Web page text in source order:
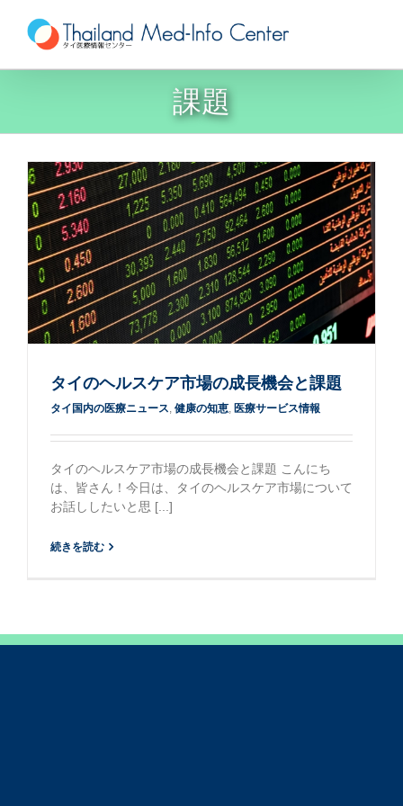
content
課題
タイのヘルスケア市場の成長機会と課題
タイ国内の医療ニュース 健康の知恵 医療サービス情報
タイのヘルスケア市場の成長機会と課題 こんにち
は、皆さん！今日は、タイのヘルスケア市場について
お話ししたいと思 [...]
続きを読む